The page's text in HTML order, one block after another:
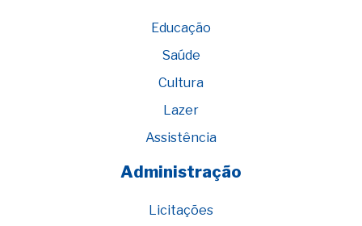
Educação
Saúde
Cultura
Lazer
Assistência
Administração
Licitações